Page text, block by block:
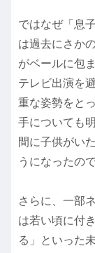
ではなぜ「息
は過去にさか
がベールに包
テレビ出演を
重な姿勢をと
手についても
間に子供がい
うになったので
さらに、一部
は若い頃に付
る」といった